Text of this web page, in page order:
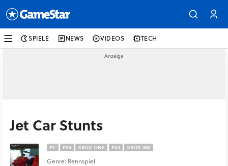
SPIELE NEWS VIDEOS TECH
Jet Car Stunts
PC PS4 XBOX ONE PS3 XBOX 360
Genre: Rennspiel